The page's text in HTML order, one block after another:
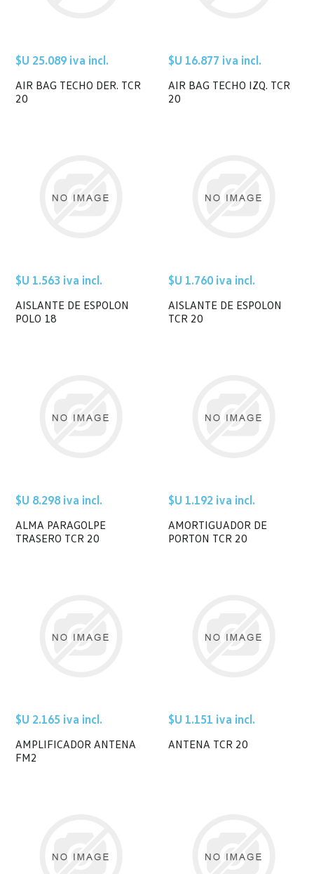
$U 25.089 iva incl.
AIR BAG TECHO DER. TCR
20
$U 16.877 iva incl.
AIR BAG TECHO IZQ. TCR
20
$U 1.563 iva incl.
AISLANTE DE ESPOLON
POLO 18
$U 1.760 iva incl.
AISLANTE DE ESPOLON
TCR 20
$U 8.298 iva incl.
ALMA PARAGOLPE
TRASERO TCR 20
$U 1.192 iva incl.
AMORTIGUADOR DE
PORTON TCR 20
$U 2.165 iva incl.
AMPLIFICADOR ANTENA
FM2
$U 1.151 iva incl.
ANTENA TCR 20